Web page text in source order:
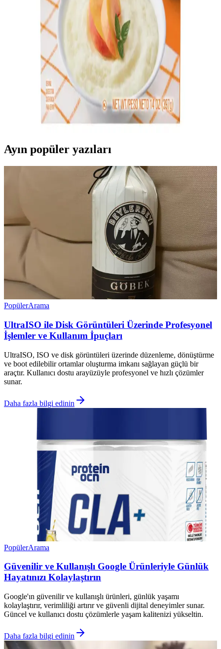
Et ve Pirinçle Hazırlanan Dünya Mutfağına Ait
Pratik ve Ekonomik Tarifler
Et ve pirinç kullanılarak hazırlanan dünya mutfağına ait tarifler,
farklı baharatlar ve pişirme teknikleriyle zenginleşir. Ekonomik ve
pratik seçenekler sunan bu tarifler, çeşitli kültürlerden esinlenmiştir.
Cream of Rice Aroması Nedir En İyi Seçenekler ve
Kullanım Tavsiyeleri
Pirinç bazlı kahvaltılık ürünlerde kullanılan aroma, lezzeti artırır ve
kişiselleştirme sağlar. Doğal içeriklere sahip, kolay kullanımlı ve
çeşitli aromalarla kahvaltı deneyiminizi zenginleştirebilirsiniz.
Ayın popüler yazıları
PopülerArama
UltraISO ile Disk Görüntüleri Üzerinde Profesyonel
İşlemler ve Kullanım İpuçları
UltraISO, ISO ve disk görüntüleri üzerinde düzenleme, dönüştürme
ve boot edilebilir ortamlar oluşturma imkanı sağlayan güçlü bir
araçtır. Kullanıcı dostu arayüzüyle profesyonel ve hızlı çözümler
sunar.
Daha fazla bilgi edinin
PopülerArama
Güvenilir ve Kullanışlı Google Ürünleriyle Günlük
Hayatınızı Kolaylaştırın
Google'ın güvenilir ve kullanışlı ürünleri, günlük yaşamı
kolaylaştırır, verimliliği artırır ve güvenli dijital deneyimler sunar.
Güncel ve kullanıcı dostu çözümlerle yaşam kalitenizi yükseltin.
Daha fazla bilgi edinin